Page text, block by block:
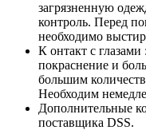
загрязненную
контроль. Перед
необходимо
К онтакт с
покраснение и
большим
Необходим
Дополнительные
поставщика DSS.